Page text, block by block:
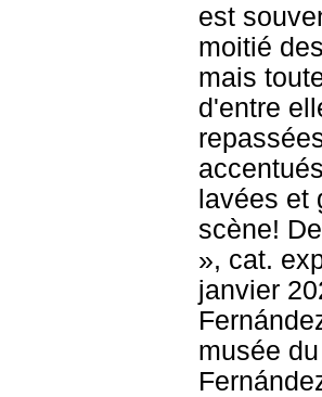
est
moitié
mais
d'entre
lavées
scène!
», cat.
janvier
musée